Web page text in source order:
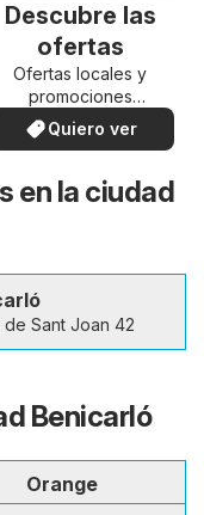
Descubre las
ofertas
Ofertas locales y
promociones
especiales.
Quiero ver
en la ciudad
de Sant Joan 42
Benicarló
Orange